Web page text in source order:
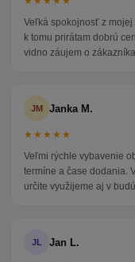
Veľká spokojnosť z
k tomu prirátam dobrú
vidno záujem o
JM Janka M.
★★★★★
Veľmi rýchle vybavenie
termíne a čase dodania.
určite využijeme aj v
JL Jan L.